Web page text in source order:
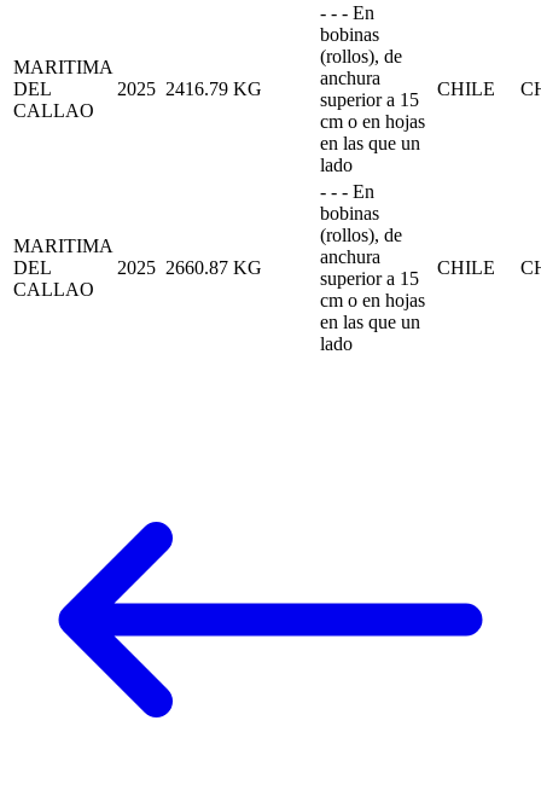
MARITIMA
DEL
CALLAO
2025 2416.79 KG
- - - En
bobinas
(rollos), de
anchura
superior a 15
cm o en hojas
en las que un
lado
CHILE
MARITIMA
DEL
CALLAO
2025 2660.87 KG
- - - En
bobinas
(rollos), de
anchura
superior a 15
cm o en hojas
en las que un
lado
CHILE